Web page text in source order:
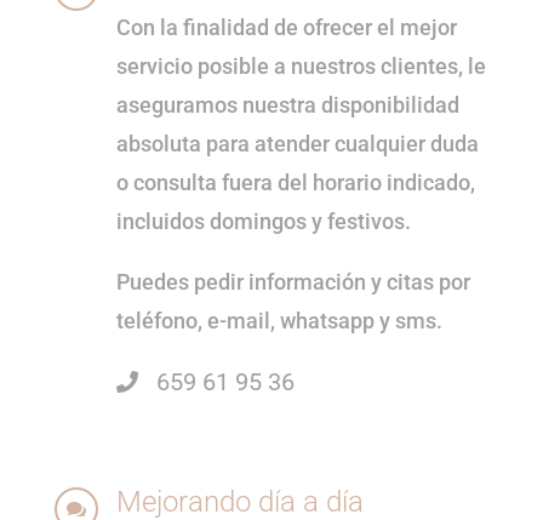
Con la finalidad de ofrecer el mejor
servicio posible a nuestros clientes, le
aseguramos nuestra disponibilidad
absoluta para atender cualquier duda
o consulta fuera del horario indicado,
incluidos domingos y festivos.
Puedes pedir información y citas por
teléfono, e-mail, whatsapp y sms.
659 61 95 36
 Mejorando día a día